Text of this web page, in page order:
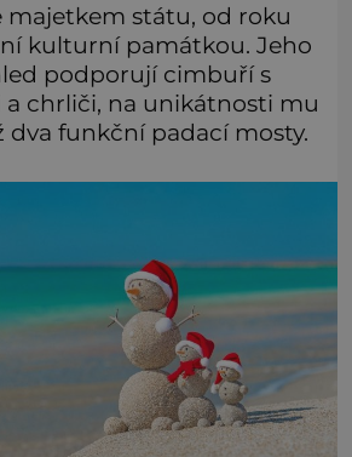
majetkem státu, od roku
kulturní památkou. Jeho
podporují cimbuří s
chrliči, na unikátnosti mu
dva funkční padací mosty.